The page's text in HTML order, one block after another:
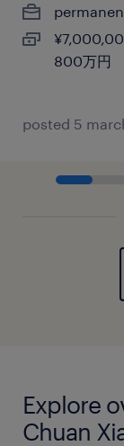
800万円
posted 5
Explore
Chuan